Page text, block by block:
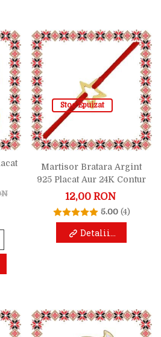
Stoc Epuizat
Martisor Bratara Argint
925 Placat Aur 24K Contur
Steluta Mica
12,00 RON
5.00 (4)
Detalii...